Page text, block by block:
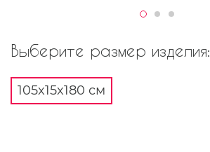
Выберите размер изделия:
105x15x180 см